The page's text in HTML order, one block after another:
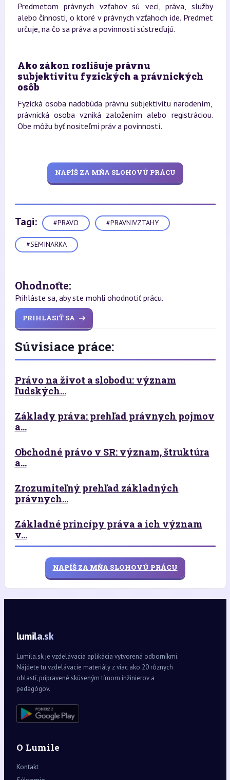
Predmetom právnych vzťahov sú veci, práva, služby
alebo činnosti, o ktoré v právnych vzťahoch ide. Predmet
určuje, na čo sa práva a povinnosti sústreďujú.
Ako zákon rozlišuje právnu
subjektivitu fyzických a právnických
osôb
Fyzická osoba nadobúda právnu subjektivitu narodením,
právnická osoba vzniká založením alebo registráciou.
Obe môžu byť nositeľmi práv a povinností.
NAPÍŠ ZA MŇA SLOHOVÚ PRÁCU
Tagi: #PRAVO #PRAVNIVZTAHY
#SEMINARKA
Ohodnoťte:
Prihláste sa, aby ste mohli ohodnotiť prácu.
PRIHLÁSIŤ SA
Súvisiace práce:
Právo na život a slobodu: význam
ľudských...
Základy práva: prehľad právnych pojmov
a...
Obchodné právo v SR: význam, štruktúra
a...
Zrozumiteľný prehľad základných
právnych...
Základné princípy práva a ich význam
v...
NAPÍŠ ZA MŇA SLOHOVÚ PRÁCU
lumila.sk
Lumila.sk je vzdelávacia aplikácia vytvorená odborníkmi.
Nájdete tu vzdelávacie materiály z viac ako 20 rôznych
oblastí, pripravené skúseným tímom inžinierov a
pedagógov.
O Lumile
Kontakt